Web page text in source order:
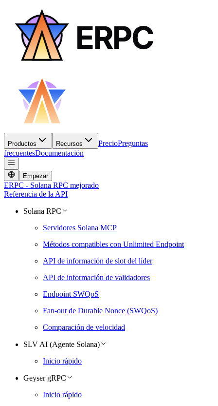
Productos Recursos PrecioPreguntas
frecuentesDocumentación
Empezar
ERPC - Solana RPC mejorado
Referencia de la API
Solana RPC
Servidores Solana MCP
Métodos compatibles con Unlimited Endpoint
API de información de slot del líder
API de información de validadores
Endpoint SWQoS
Fan-out de Durable Nonce (SWQoS)
Comparación de velocidad
SLV AI (Agente Solana)
Inicio rápido
Geyser gRPC
Inicio rápido